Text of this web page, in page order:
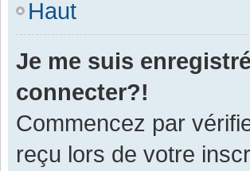
Haut
Je me suis
connecter?!
Commencez par
reçu lors de votre